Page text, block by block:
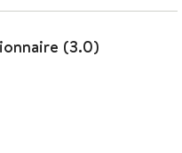
(3.0)